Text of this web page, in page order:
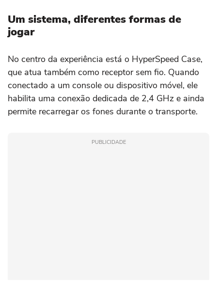
Um sistema, diferentes formas de
jogar
No centro da experiência está o HyperSpeed Case,
que atua também como receptor sem fio. Quando
conectado a um console ou dispositivo móvel, ele
habilita uma conexão dedicada de 2,4 GHz e ainda
permite recarregar os fones durante o transporte.
PUBLICIDADE